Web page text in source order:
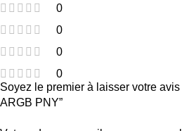
0
0
0
0
Soyez le premier à laisser votre
ARGB PNY”